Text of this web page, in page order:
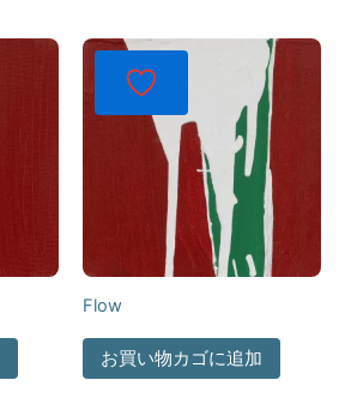
Flow
お買い物カゴに追加